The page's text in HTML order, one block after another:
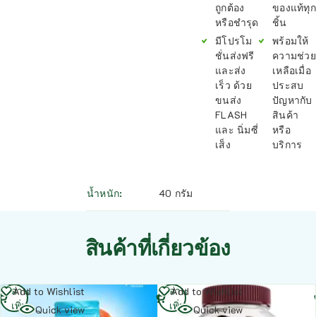
ถูกต้อง
หรือชำรุด
มีโปรโม
ชั่นส่งฟรี
และส่ง
เร็ว ด้วย
ขนส่ง
FLASH
และ นิ่มซี่
เส็ง
ของแท้ทุก
ชิ้น
พร้อมให้
ความช่วย
เหลือเมื่อ
ประสบ
ปัญหากับ
สินค้า
หรือ
บริการ
น้ำหนัก 40 กรัม
สินค้าที่เกี่ยวข้อง
Add to Wishlist
Quick view
อ่าน
เพิ่ม
Add to Wishlist
Quick view
อ่าน
เพิ่ม